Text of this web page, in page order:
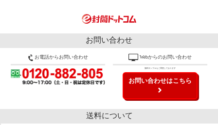
お問い合わせ
お電話からお問い合わせ Webからのお問い合わせ
無料サンプルもご用意しております
お問い合わせはこちら
送料について